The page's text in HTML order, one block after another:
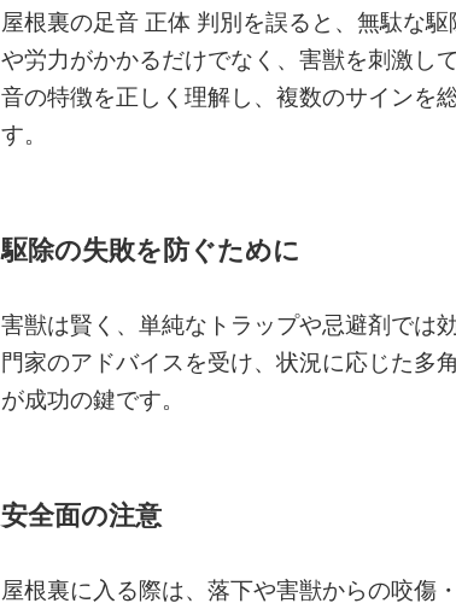
屋根裏の足音 正体 判別を誤ると、無駄な
や労力がかかるだけでなく、害獣を刺激し
音の特徴を正しく理解し、複数のサインを
す。
駆除の失敗を防ぐために
害獣は賢く、単純なトラップや忌避剤では
門家のアドバイスを受け、状況に応じた多
が成功の鍵です。
安全面の注意
屋根裏に入る際は、落下や害獣からの咬傷